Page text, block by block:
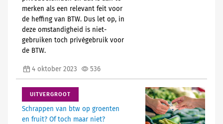
merken als een relevant feit voor
de heffing van BTW. Dus let op, in
deze omstandigheid is niet-
gebruiken toch privégebruik voor
de BTW.
4 oktober 2023 536
UITVERGROOT
Schrappen van btw op groenten
en fruit? Of toch maar niet?